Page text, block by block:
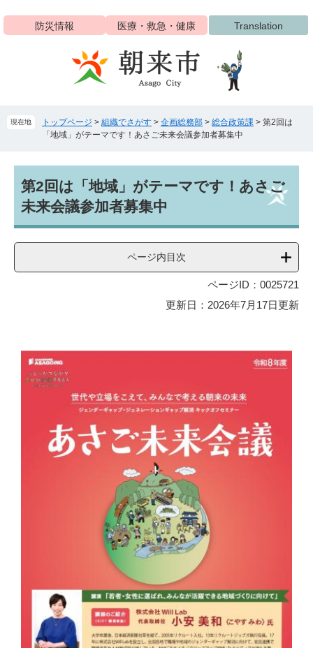
ジ
ュ
防災情報 医療・救急・健康 Translation
現在地 トップページ > 組織でさがす > 企画総務部 > 総合政策課 > 第2回は
「地域」がテーマです！あさご未来会議参加者募集中
文第2回は「地域」がテーマです！あさご
未来会議参加者募集中
ページ内目次
ページID：0025721
更新日：2026年7月17日更新